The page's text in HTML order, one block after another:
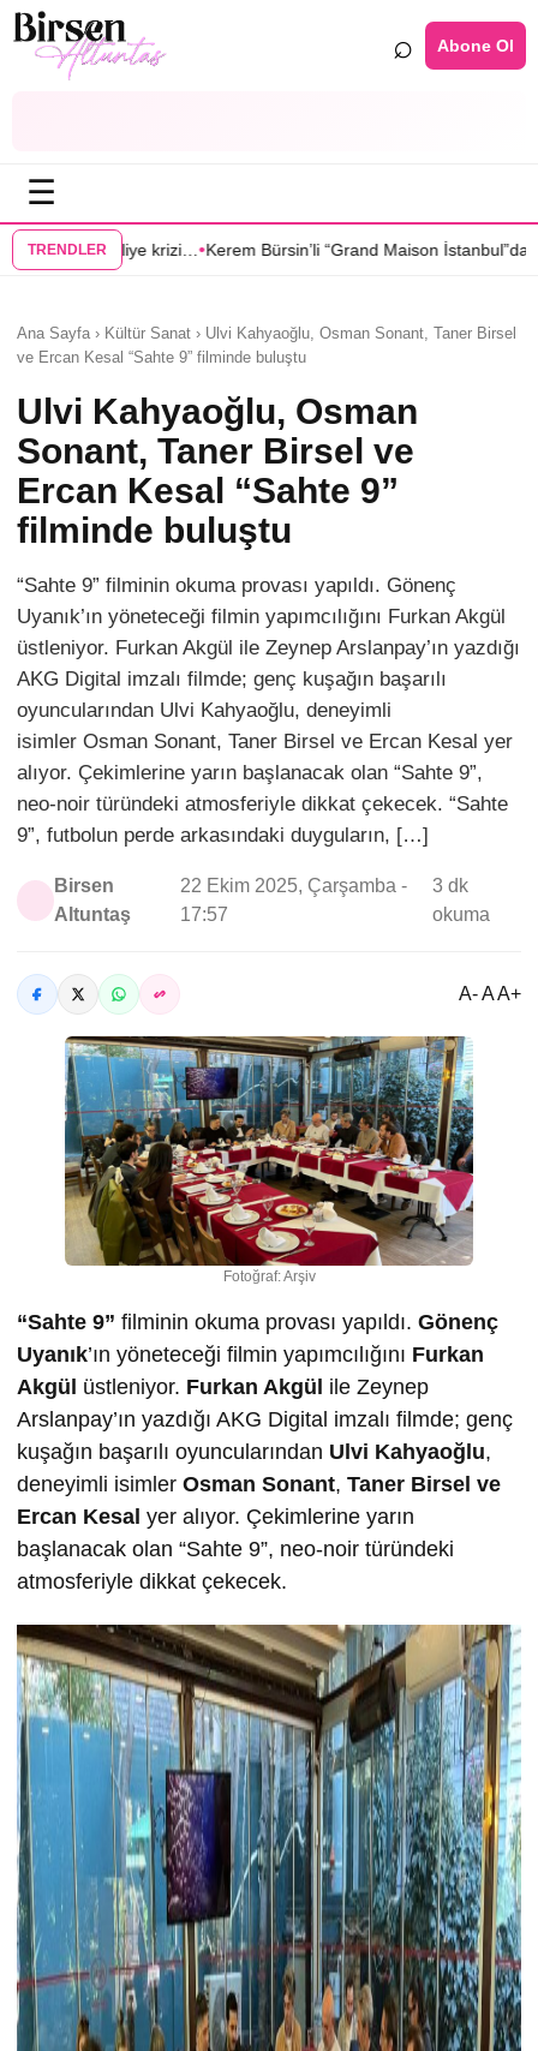
⌕ Abone Ol
☰
TRENDLER
•Kerem Bürsin’li “Grand Maison İstanbul”dan Sıla Türkoğlu’na
Ana Sayfa › Kültür Sanat › Ulvi Kahyaoğlu, Osman Sonant, Taner Birsel
ve Ercan Kesal “Sahte 9” filminde buluştu
Ulvi Kahyaoğlu, Osman
Sonant, Taner Birsel ve
Ercan Kesal “Sahte 9”
filminde buluştu
“Sahte 9” filminin okuma provası yapıldı. Gönenç
Uyanık’ın yöneteceği filmin yapımcılığını Furkan Akgül
üstleniyor. Furkan Akgül ile Zeynep Arslanpay’ın yazdığı
AKG Digital imzalı filmde; genç kuşağın başarılı
oyuncularından Ulvi Kahyaoğlu, deneyimli
isimler Osman Sonant, Taner Birsel ve Ercan Kesal yer
alıyor. Çekimlerine yarın başlanacak olan “Sahte 9”,
neo-noir türündeki atmosferiyle dikkat çekecek. “Sahte
9”, futbolun perde arkasındaki duyguların, […]
Birsen
Altuntaş
22 Ekim 2025, Çarşamba -
17:57
3 dk
okuma
A- A A+
Fotoğraf: Arşiv
“Sahte 9” filminin okuma provası yapıldı. Gönenç
Uyanık’ın yöneteceği filmin yapımcılığını Furkan
Akgül üstleniyor. Furkan Akgül ile Zeynep
Arslanpay’ın yazdığı AKG Digital imzalı filmde; genç
kuşağın başarılı oyuncularından Ulvi Kahyaoğlu,
deneyimli isimler Osman Sonant, Taner Birsel ve
Ercan Kesal yer alıyor. Çekimlerine yarın
başlanacak olan “Sahte 9”, neo-noir türündeki
atmosferiyle dikkat çekecek.